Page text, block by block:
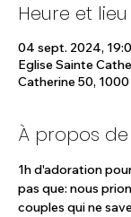
Heure et lieu
04 sept. 2024,
Eglise Sainte
Catherine 50,
À propos
1h d'adoration
pas que: nous
couples qui ne